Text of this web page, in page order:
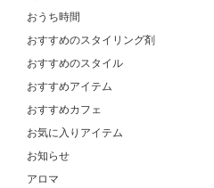
おうち時間
おすすめのスタイリング剤
おすすめのスタイル
おすすめアイテム
おすすめカフェ
お気に入りアイテム
お知らせ
アロマ